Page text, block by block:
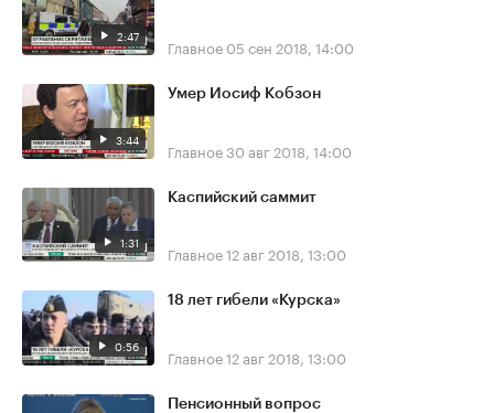
2:47 Главное 05 сен 2018, 14:00
3:44
Умер Иосиф Кобзон
Главное30 авг 2018, 14:00
1:31
Каспийский саммит
Главное12 авг 2018, 13:00
0:56
18 лет гибели «Курска»
Главное12 авг 2018, 13:00
Пенсионный вопрос